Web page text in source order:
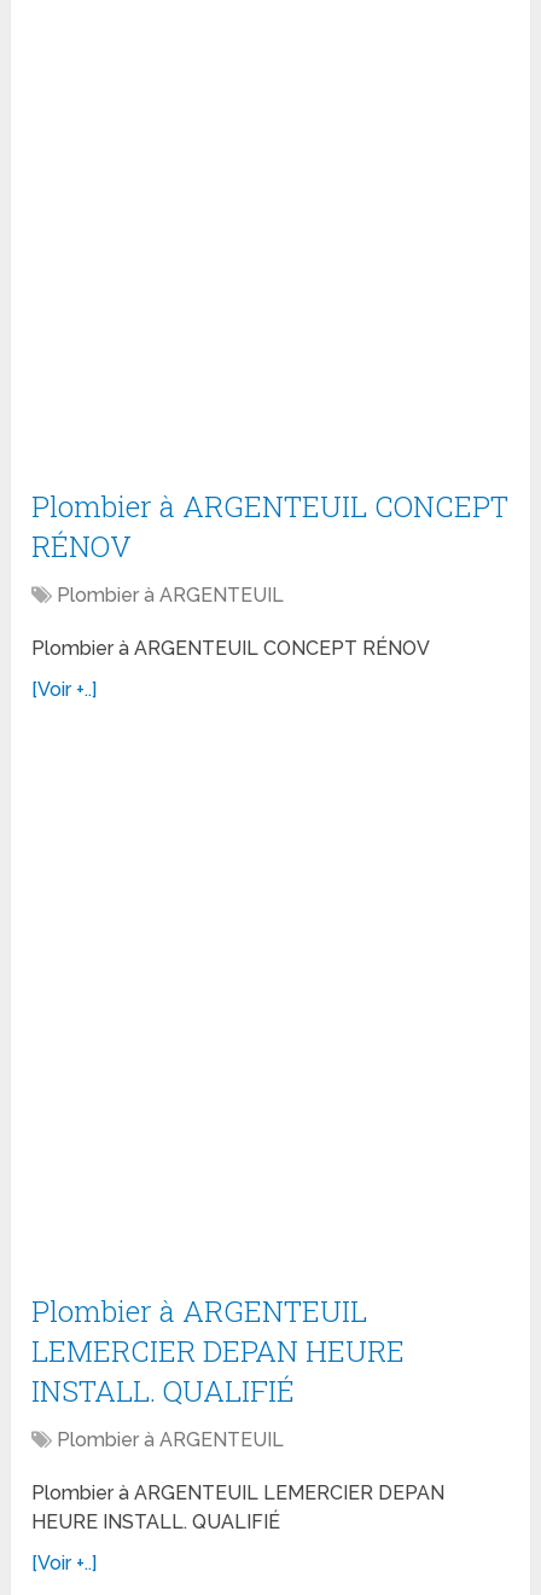
Plombier à ARGENTEUIL CONCEPT
RÉNOV
Plombier à ARGENTEUIL
Plombier à ARGENTEUIL CONCEPT RÉNOV
[Voir +..]
Plombier à ARGENTEUIL
LEMERCIER DEPAN HEURE
INSTALL. QUALIFIÉ
Plombier à ARGENTEUIL
Plombier à ARGENTEUIL LEMERCIER DEPAN
HEURE INSTALL. QUALIFIÉ
[Voir +..]